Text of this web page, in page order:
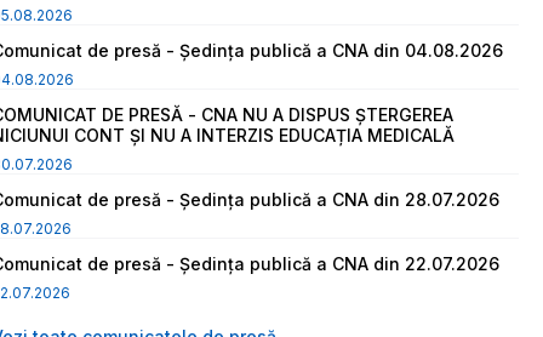
de presă - Ședința publică a CNA din 04.08.2026
DE PRESĂ - CNA NU A DISPUS ȘTERGEREA
CONT ȘI NU A INTERZIS EDUCAȚIA MEDICALĂ
de presă - Ședința publică a CNA din 28.07.2026
de presă - Ședința publică a CNA din 22.07.2026